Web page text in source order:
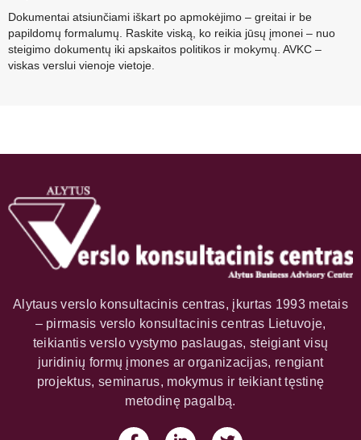
Dokumentai atsiunčiami iškart po apmokėjimo – greitai ir be
papildomų formalumų. Raskite viską, ko reikia jūsų įmonei – nuo
steigimo dokumentų iki apskaitos politikos ir mokymų. AVKC –
viskas verslui vienoje vietoje.
Alytaus verslo konsultacinis centras, įkurtas 1993 metais
– pirmasis verslo konsultacinis centras Lietuvoje,
teikiantis verslo vystymo paslaugas, steigiant visų
juridinių formų įmones ar organizacijas, rengiant
projektus, seminarus, mokymus ir teikiant tęstinę
metodinę pagalbą.